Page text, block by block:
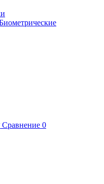
Сравнение 0